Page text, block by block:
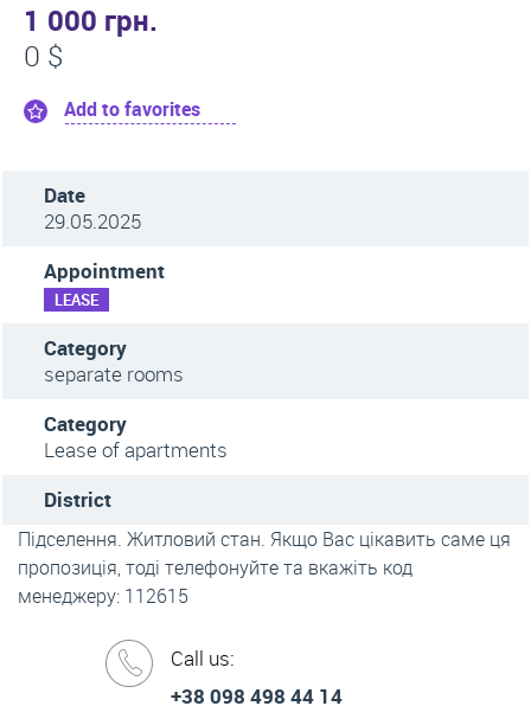
1 000 грн.
0 $
Add to favorites
Date
29.05.2025
Appointment
LEASE
Category
separate rooms
Category
Lease of apartments
District
Підселення. Житловий стан. Якщо Вас цікавить саме ця
пропозиція, тоді телефонуйте та вкажіть код
менеджеру: 112615
Call us:
+38 098 498 44 14